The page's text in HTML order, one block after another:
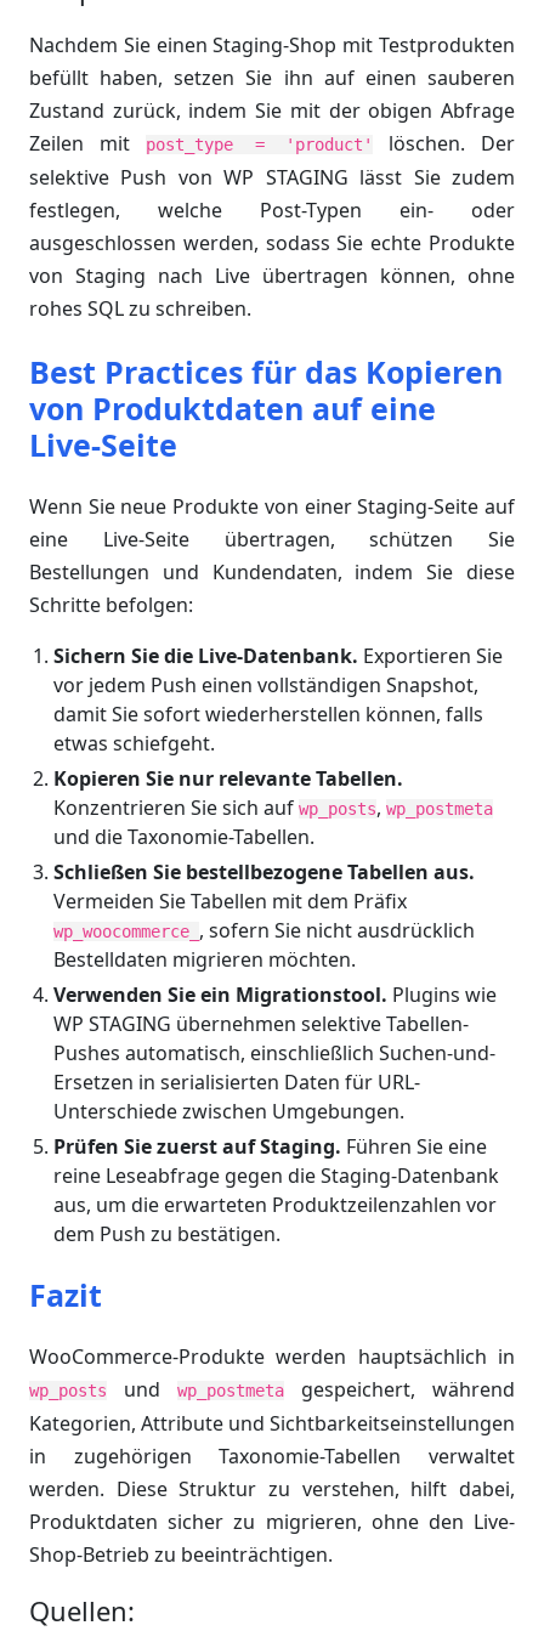
Nachdem Sie einen Staging-Shop mit Testprodukten
befüllt haben, setzen Sie ihn auf einen sauberen
Zustand zurück, indem Sie mit der obigen Abfrage
Zeilen mit
post_type = 'product'
löschen. Der
selektive Push von WP STAGING lässt Sie zudem
festlegen, welche Post-Typen ein- oder
ausgeschlossen werden, sodass Sie echte Produkte
von Staging nach Live übertragen können, ohne
rohes SQL zu schreiben.
Best Practices für das Kopieren
von Produktdaten auf eine
Live-Seite
Wenn Sie neue Produkte von einer Staging-Seite auf
eine Live-Seite übertragen, schützen Sie
Bestellungen und Kundendaten, indem Sie diese
Schritte befolgen:
Sichern Sie die Live-Datenbank. Exportieren Sie
vor jedem Push einen vollständigen Snapshot,
damit Sie sofort wiederherstellen können, falls
etwas schiefgeht.
Kopieren Sie nur relevante Tabellen.
Konzentrieren Sie sich auf wp_posts, wp_postmeta
und die Taxonomie-Tabellen.
Schließen Sie bestellbezogene Tabellen aus.
Vermeiden Sie Tabellen mit dem Präfix
wp_woocommerce_ , sofern Sie nicht ausdrücklich
Bestelldaten migrieren möchten.
Verwenden Sie ein Migrationstool. Plugins wie
WP STAGING übernehmen selektive Tabellen-
Pushes automatisch, einschließlich Suchen-und-
Ersetzen in serialisierten Daten für URL-
Unterschiede zwischen Umgebungen.
Prüfen Sie zuerst auf Staging. Führen Sie eine
reine Leseabfrage gegen die Staging-Datenbank
aus, um die erwarteten Produktzeilenzahlen vor
dem Push zu bestätigen.
Fazit
WooCommerce-Produkte werden hauptsächlich in
wp_posts und wp_postmeta
gespeichert, während
Kategorien, Attribute und Sichtbarkeitseinstellungen
in zugehörigen Taxonomie-Tabellen verwaltet
werden. Diese Struktur zu verstehen, hilft dabei,
Produktdaten sicher zu migrieren, ohne den Live-
Shop-Betrieb zu beeinträchtigen.
Quellen: